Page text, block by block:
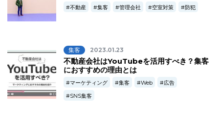
不動産 集客 管理会社 空室対策 防犯
集客 2023.01.23
不動産会社はYouTubeを活用すべき？集客
におすすめの理由とは
マーケティング 集客 Web
広告
SNS集客